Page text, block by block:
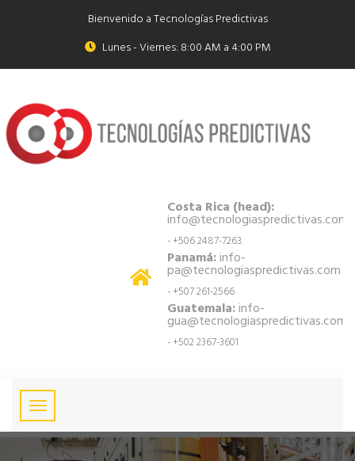
Bienvenido a Tecnologías Predictivas
Lunes - Viernes: 8:00 AM a 4:00 PM
Costa Rica (head):
info@tecnologiaspredictivas.com
- +506 2487-7263.
Panamá:info-
pa@tecnologiaspredictivas.com
- +507 261-2566
Guatemala:info-
gua@tecnologiaspredictivas.com
- +502 2367-3601